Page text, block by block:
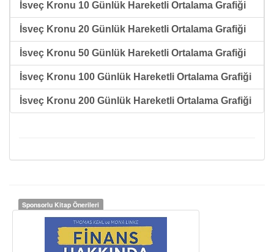
İsveç Kronu 10 Günlük Hareketli Ortalama Grafiği
İsveç Kronu 20 Günlük Hareketli Ortalama Grafiği
İsveç Kronu 50 Günlük Hareketli Ortalama Grafiği
İsveç Kronu 100 Günlük Hareketli Ortalama Grafiği
İsveç Kronu 200 Günlük Hareketli Ortalama Grafiği
Sponsorlu Kitap Önerileri